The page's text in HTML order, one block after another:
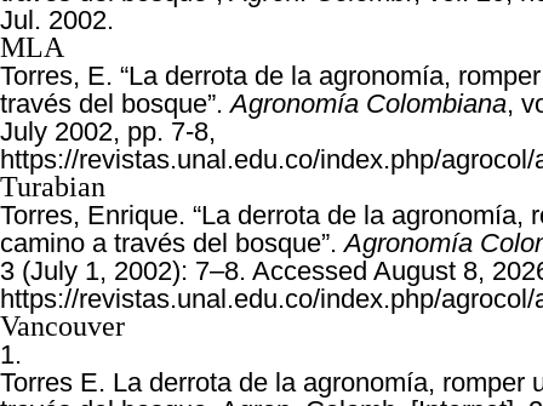
Jul. 2002.
MLA
Torres, E. “La derrota de la agronomía,
través del bosque”.Agronomía Colombiana,
July 2002, pp. 7-8,
https://revistas.unal.edu.co/index.php/
Turabian
Torres, Enrique. “La derrota de la agronomía,
camino a través del bosque”.Agronomía
3 (July 1, 2002): 7–8. Accessed August 8,
https://revistas.unal.edu.co/index.php/
Vancouver
1.
Torres E. La derrota de la agronomía, romper